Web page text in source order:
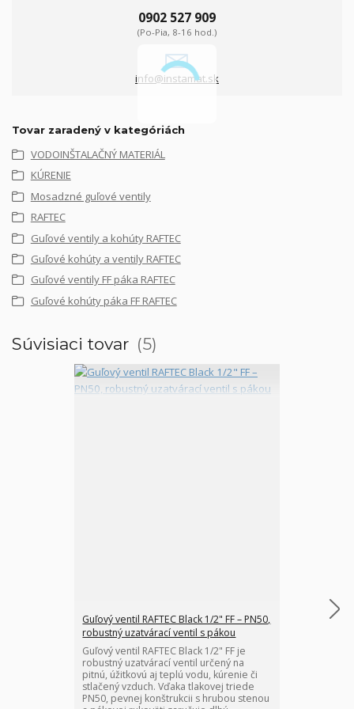
0902 527 909
(Po-Pia, 8-16 hod.)
info@instamat.sk
Tovar zaradený v kategóriách
VODOINŠTALAČNÝ MATERIÁL
KÚRENIE
Mosadzné guľové ventily
RAFTEC
Guľové ventily a kohúty RAFTEC
Guľové kohúty a ventily RAFTEC
Guľové ventily FF páka RAFTEC
Guľové kohúty páka FF RAFTEC
Súvisiaci tovar 5
Guľový ventil RAFTEC Black 1/2" FF – PN50,
robustný uzatvárací ventil s pákou
Guľový ventil RAFTEC Black 1/2" FF je
robustný uzatvárací ventil určený na
pitnú, úžitkovú aj teplú vodu, kúrenie či
stlačený vzduch. Vďaka tlakovej triede
PN50, pevnej konštrukcii s hrubou stenou
Guľový ventil